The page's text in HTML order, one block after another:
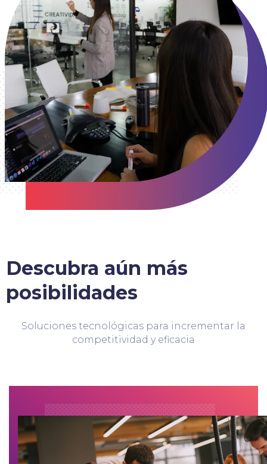
Descubra aún más
posibilidades
Soluciones tecnológicas para incrementar la
competitividad y eficacia